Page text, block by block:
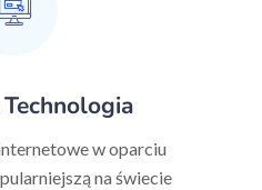
w oparciu
na świecie